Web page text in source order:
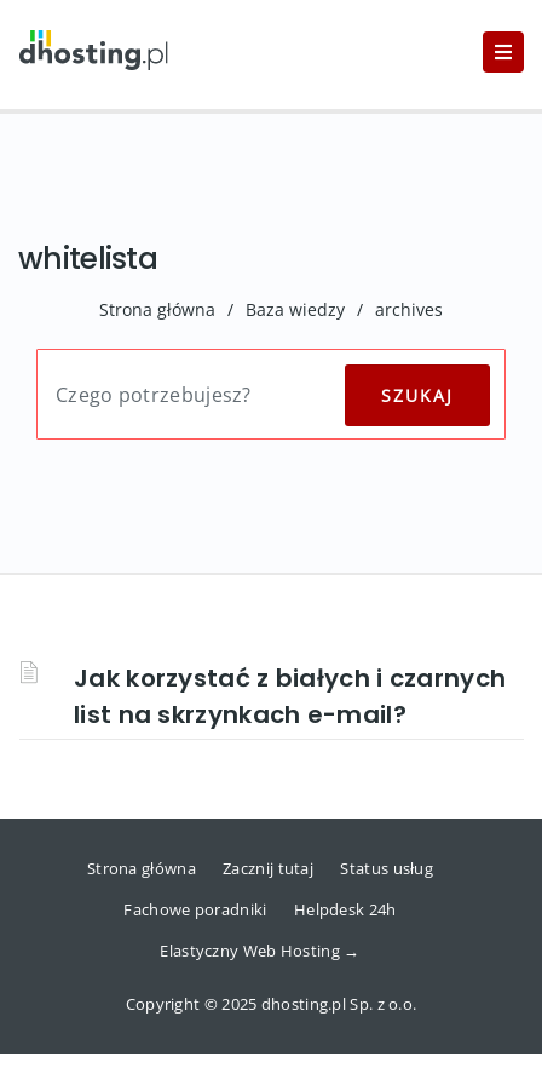
whitelista
Strona główna / Baza wiedzy / archives
Jak korzystać z białych i czarnych
list na skrzynkach e-mail?
Strona główna Zacznij tutaj
Status usług
Fachowe poradniki
Helpdesk 24h
Elastyczny Web Hosting →
Copyright © 2025 dhosting.pl Sp. z o.o.